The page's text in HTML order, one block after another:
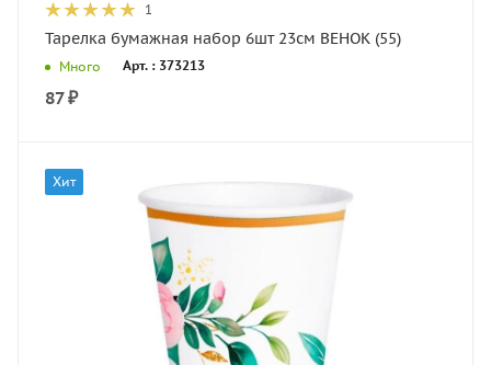
1
Тарелка бумажная набор 6шт 23см ВЕНОК (55)
Много Арт. : 373213
87₽
Хит